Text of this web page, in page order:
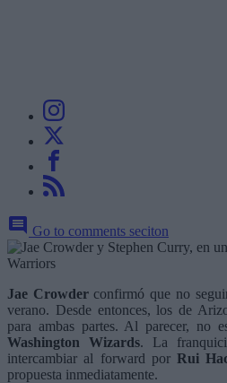
Go to comments seciton
Jae Crowderconfirmó que no
verano. Desde entonces, los de
para ambas partes. Al parecer, no
Washington Wizards. La
intercambiar al forward por Rui
propuesta inmediatamente.